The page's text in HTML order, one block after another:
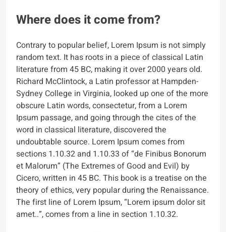
Where does it come from?
Contrary to popular belief, Lorem Ipsum is not simply
random text. It has roots in a piece of classical Latin
literature from 45 BC, making it over 2000 years old.
Richard McClintock, a Latin professor at Hampden-
Sydney College in Virginia, looked up one of the more
obscure Latin words, consectetur, from a Lorem
Ipsum passage, and going through the cites of the
word in classical literature, discovered the
undoubtable source. Lorem Ipsum comes from
sections 1.10.32 and 1.10.33 of “de Finibus Bonorum
et Malorum” (The Extremes of Good and Evil) by
Cicero, written in 45 BC. This book is a treatise on the
theory of ethics, very popular during the Renaissance.
The first line of Lorem Ipsum, “Lorem ipsum dolor sit
amet..”, comes from a line in section 1.10.32.